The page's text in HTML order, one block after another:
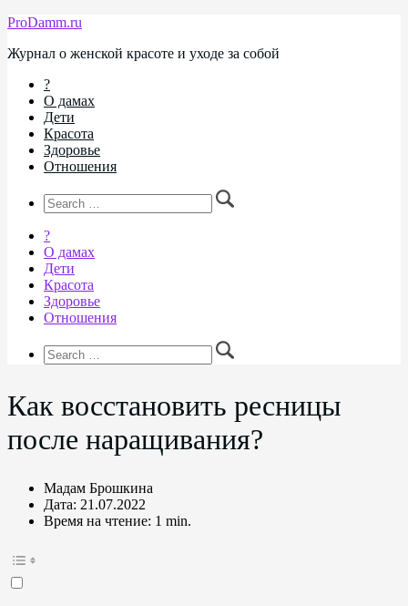
ProDamm.ru
Журнал о женской красоте и уходе за собой
?
О дамах
Дети
Красота
Здоровье
Отношения
?
О дамах
Дети
Красота
Здоровье
Отношения
Как восстановить ресницы
после наращивания?
Мадам Брошкина
Дата: 21.07.2022
Время на чтение: 1 min.